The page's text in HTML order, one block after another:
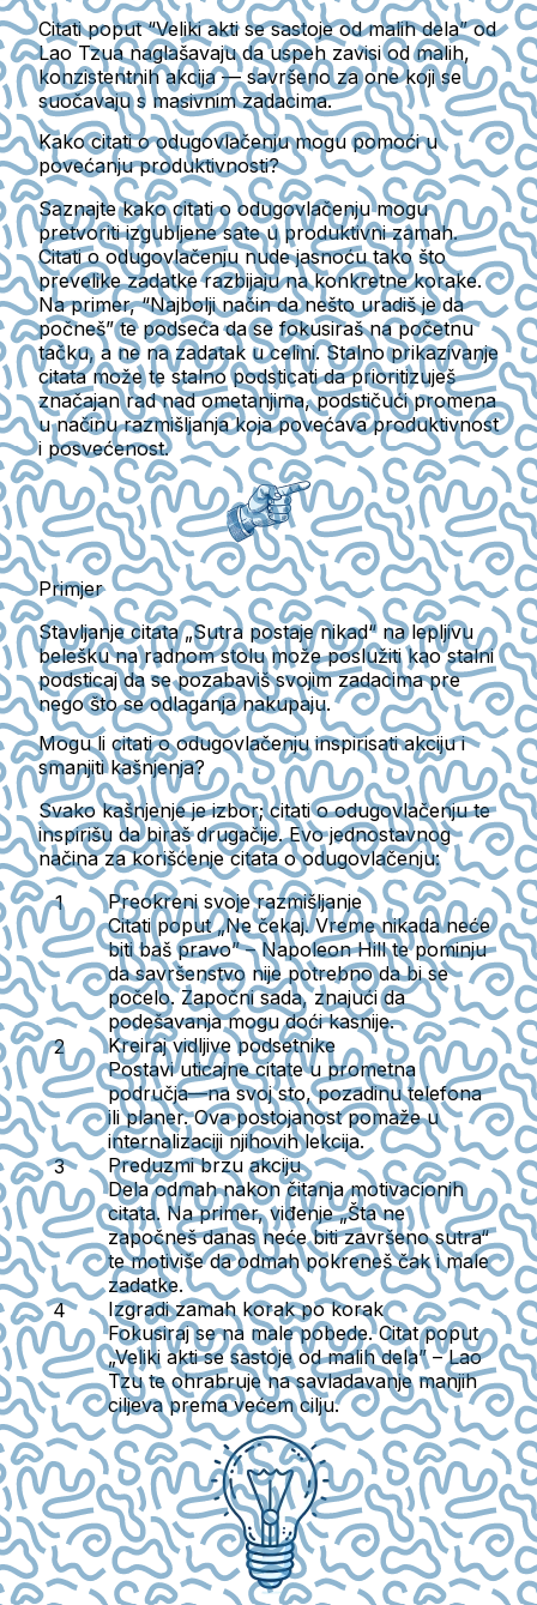
Citati poput “Veliki akti se sastoje od malih dela” od
Lao Tzua naglašavaju da uspeh zavisi od malih,
konzistentnih akcija — savršeno za one koji se
suočavaju s masivnim zadacima.
Kako citati o odugovlačenju mogu pomoći u
povećanju produktivnosti?
Saznajte kako citati o odugovlačenju mogu
pretvoriti izgubljene sate u produktivni zamah.
Citati o odugovlačenju nude jasnoću tako što
prevelike zadatke razbijaju na konkretne korake.
Na primer,“Najbolji način da nešto uradiš je da
počneš”te podseća da se fokusiraš na početnu
tačku, a ne na zadatak u celini. Stalno prikazivanje
citata može te stalno podsticati da prioritizuješ
značajan rad nad ometanjima, podstičući promena
u načinu razmišljanja koja povećava produktivnost
i posvećenost.
Primjer
Stavljanje citata „Sutra postaje nikad“ na lepljivu
belešku na radnom stolu može poslužiti kao stalni
podsticaj da se pozabaviš svojim zadacima pre
nego što se odlaganja nakupaju.
Mogu li citati o odugovlačenju inspirisati akciju i
smanjiti kašnjenja?
Svako kašnjenje je izbor; citati o odugovlačenju te
inspirišu da biraš drugačije. Evo jednostavnog
načina za korišćenje citata o odugovlačenju:
Preokreni svoje razmišljanje
Citati poput„Ne čekaj. Vreme nikada neće
biti baš pravo” – Napoleon Hillte pominju
da savršenstvo nije potrebno da bi se
počelo. Započni sada, znajući da
podešavanja mogu doći kasnije.
Kreiraj vidljive podsetnike
Postavi uticajne citate u prometna
područja—na svoj sto, pozadinu telefona
ili planer. Ova postojanost pomaže u
internalizaciji njihovih lekcija.
Preduzmi brzu akciju
Dela odmah nakon čitanja motivacionih
citata. Na primer, viđenje „Šta ne
započneš danas neće biti završeno sutra“
te motiviše da odmah pokreneš čak i male
zadatke.
Izgradi zamah korak po korak
Fokusiraj se na male pobede. Citat poput
„Veliki akti se sastoje od malih dela” – Lao
Tzute ohrabruje na savladavanje manjih
ciljeva prema većem cilju.